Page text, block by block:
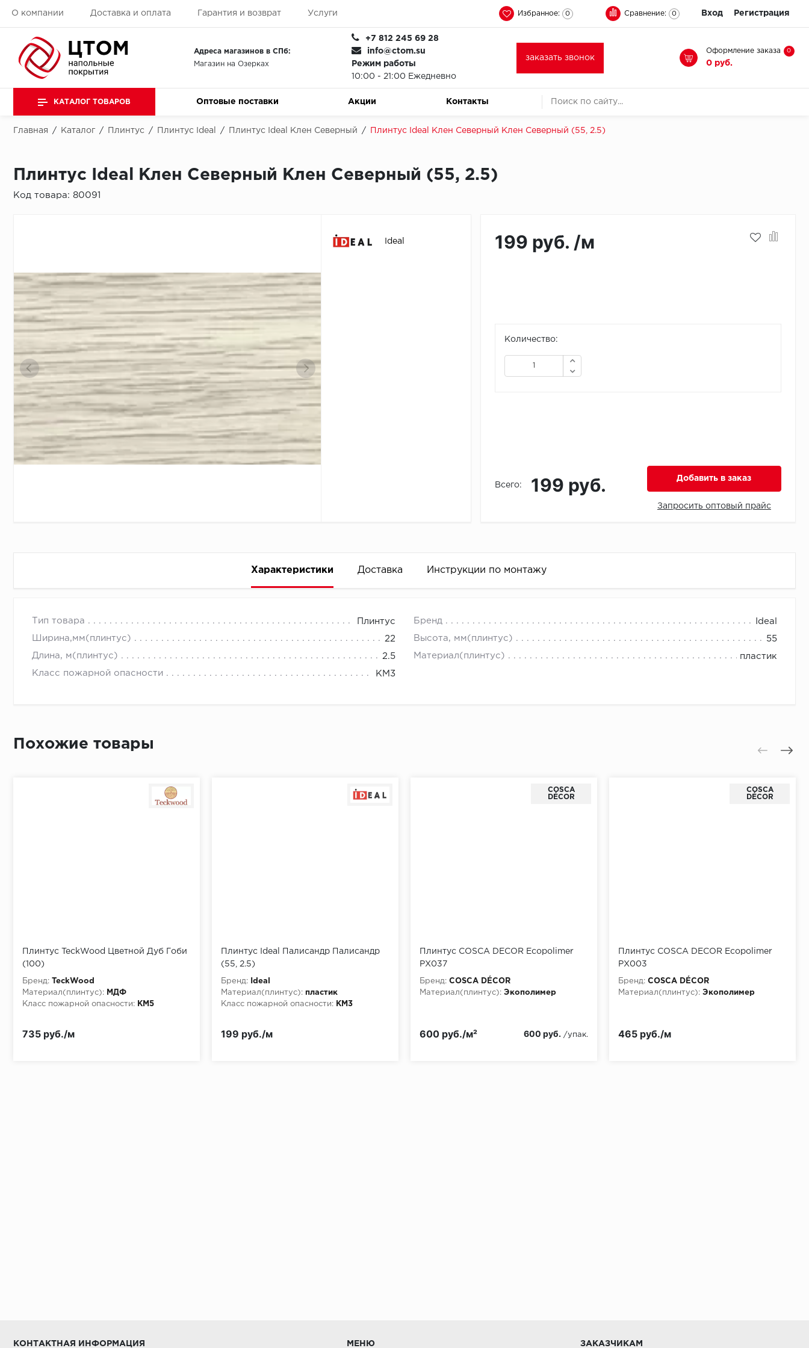
О компании Доставка и оплата Гарантия и возврат Услуги Избранное: 0 Сравнение: 0 Вход Регистрация
Адреса магазинов в СПб:
Магазин на Озерках
+7 812 245 69 28
info@ctom.su
Режим работы
10:00 - 21:00 Ежедневно
заказать звонок
Оформление заказа 0
0 руб.
КАТАЛОГ ТОВАРОВ Оптовые поставки Акции Контакты
Главная / Каталог / Плинтус / Плинтус Ideal / Плинтус Ideal Клен Северный / Плинтус Ideal Клен Северный Клен Северный (55, 2.5)
Плинтус Ideal Клен Северный Клен Северный (55, 2.5)
Код товара: 80091
Ideal 199 руб. /м
Количество:
Всего: 199 руб. Добавить в заказ
Запросить оптовый прайс
Характеристики Доставка Инструкции по монтажу
Тип товара Плинтус Бренд Ideal
Ширина,мм(плинтус) 22 Высота, мм(плинтус) 55
Длина, м(плинтус) 2.5 Материал(плинтус) пластик
Класс пожарной опасности КМ3
Монтаж последнего ряда:
Похожие товары
Плинтус TeckWood Цветной Дуб Гоби
(100)
Бренд:
TeckWood
Материал(плинтус):
МДФ
Класс пожарной опасности:
КМ5
735 руб./м
Плинтус Ideal Палисандр Палисандр
(55, 2.5)
Бренд:
Ideal
Материал(плинтус): пластик
Класс пожарной опасности:
КМ3
199 руб./м
COSCA
DÉCOR
Плинтус COSCA DECOR Ecopolimer
PX037
Бренд: COSCA DÉCOR
Материал(плинтус): Экополимер
600 руб./м² 600 руб. /упак.
COSCA
DÉCOR
Плинтус COSCA DECOR Ecopolimer
PX003
Бренд: COSCA DÉCOR
Материал(плинтус): Экополимер
465 руб./м
КОНТАКТНАЯ ИНФОРМАЦИЯ МЕНЮ ЗАКАЗЧИКАМ